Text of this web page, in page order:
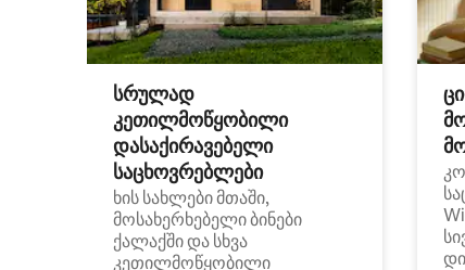
სრულად
კეთილმოწყობილი
დასაქირავებელი
საცხოვრებლები
ხის სახლები მთაში,
მოსახერხებელი ბინები
ქალაქში და სხვა
კეთილმოწყობილი